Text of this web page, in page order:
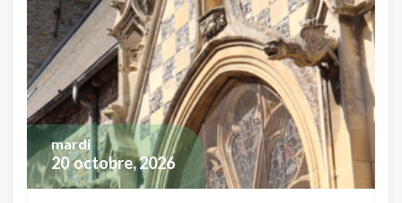
20 octobre, 2026
mardi